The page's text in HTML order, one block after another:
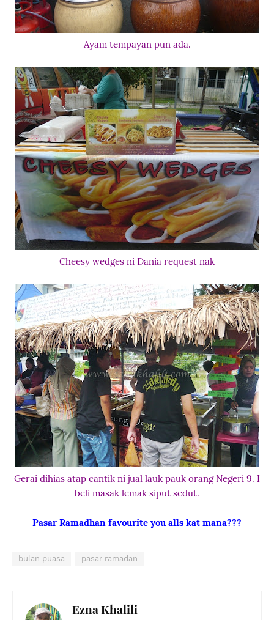
Ayam tempayan pun ada.
Cheesy wedges ni Dania request nak
Gerai dihias atap cantik ni jual lauk pauk orang Negeri 9. I
beli masak lemak siput sedut.
Pasar Ramadhan favourite you alls kat mana???
bulan puasa pasar ramadan
Ezna Khalili